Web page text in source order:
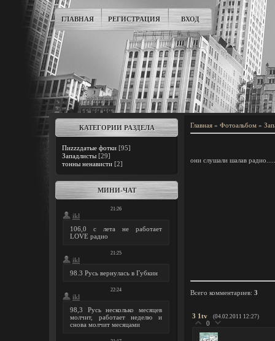
ГЛАВНАЯ РЕГИСТРАЦИЯ ВХОД
КАТЕГОРИИ РАЗДЕЛА
Пиzzzдатые фотки [95]
Западлисты [29]
тонны ненависти [2]
МИНИ-ЧАТ
Главная » Фотоальбом »
они слушали шалав
Всего комментариев: 3
3 1tv (04.02.2011 12:27)
0